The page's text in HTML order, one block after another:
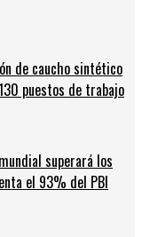
de caucho sintético
puestos de trabajo
superará los
el 93% del PBI